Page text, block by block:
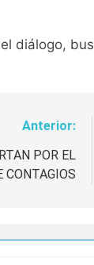
diálogo,
Anterior:
POR EL
CONTAGIOS